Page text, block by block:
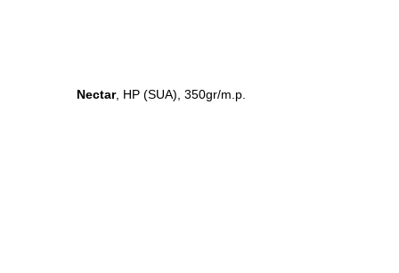
Nectar, HP (SUA), 350gr/m.p.